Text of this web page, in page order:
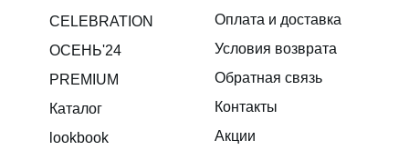
цветов от любимого
CELEBRATION
ОСЕНЬ'24
PREMIUM
Каталог
lookbook
Оплата и доставка
Условия возврата
Обратная связь
Контакты
Акции